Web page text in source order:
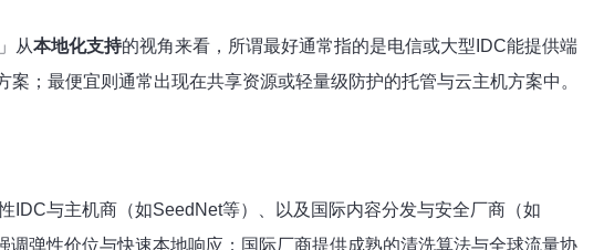
从本地化支持的视角来看，所谓最好通常指的是电信或大型IDC能提供端
；最便宜则通常出现在共享资源或轻量级防护的托管与云主机方案中。
IDC与主机商（如SeedNet等）、以及国际内容分发与安全厂商（如
弹性价位与快速本地响应；国际厂商提供成熟的清洗算法与全球流量协